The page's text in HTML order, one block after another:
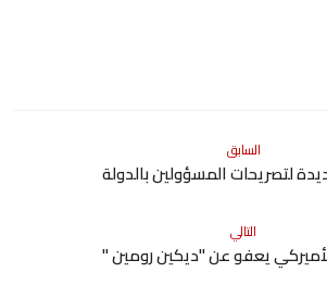
السابق
لتصريحات المسؤولين بالدولة
التالي
يعفو عن "ديكين رومين "